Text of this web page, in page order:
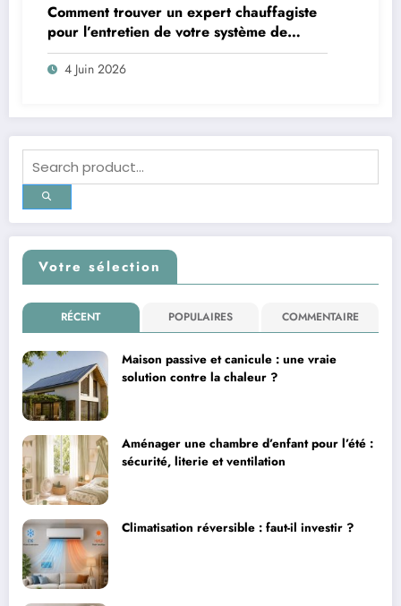
Comment trouver un expert chauffagiste
pour l’entretien de votre système de
chauffage
4 Juin 2026
Votre sélection
RÉCENT POPULAIRES COMMENTAIRE
Maison passive et canicule : une vraie
solution contre la chaleur ?
Aménager une chambre d’enfant pour l’été :
sécurité, literie et ventilation
Climatisation réversible : faut-il investir ?